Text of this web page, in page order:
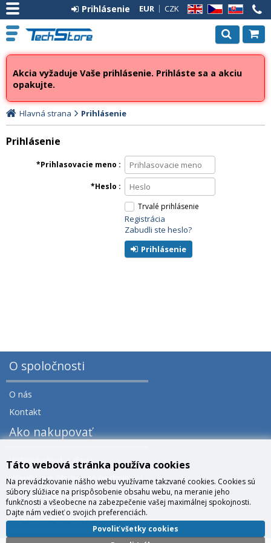
EN CZ SK
EUR CZK
Prihlásenie
Akcia vyžaduje Vaše prihlásenie. Prihláste sa a akciu
opakujte.
Hlavná strana Prihlásenie
Prihlásenie
Prihlasovacie meno
Heslo
Trvalé prihlásenie
Registrácia
Zabudli ste heslo?
Prihlásenie
O spoločnosti
O nás
Kontakt
Ako nakupovať
Veľkoobchod a zľavy
Všeobecné obchodné podmienky
Správa cookies
Prečo nakúpiť u nás?
Táto webová stránka používa cookies
Na prevádzkovanie nášho webu využívame takzvané cookies. Cookies sú
súbory slúžiace na prispôsobenie obsahu webu, na meranie jeho
funkčnosti a všeobecne na zabezpečenie vašej maximálnej spokojnosti.
Dajte nám vedieť o svojich preferenciách.
Povoliť všetky cookies